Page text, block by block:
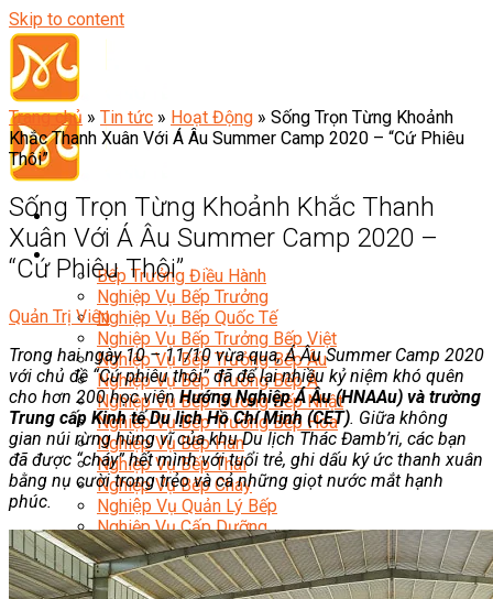
Skip to content
Đầu Bếp
Bếp Trưởng Điều Hành
Nghiệp Vụ Bếp Trưởng
Nghiệp Vụ Bếp Quốc Tế
Nghiệp Vụ Bếp Trưởng Bếp Việt
Nghiệp Vụ Bếp Trưởng Bếp Âu
Nghiệp Vụ Bếp Trưởng Bếp Á
Nghiệp Vụ Bếp Trưởng Bếp Nhật
Nghiệp Vụ Bếp Trưởng Bếp Hoa
Nghiệp Vụ Bếp Hàn
Nghiệp Vụ Bếp Thái
Nghiệp Vụ Bếp Chay
Nghiệp Vụ Quản Lý Bếp
Nghiệp Vụ Cấp Dưỡng
Nghiệp Vụ Bếp Phụ
Điểm Tâm Hồng Kông
Eat Clean
Trang chủ » Tin tức » Hoạt Động » Sống Trọn Từng Khoảnh
Khắc Thanh Xuân Với Á Âu Summer Camp 2020 – “Cứ Phiêu
Thôi”
Sống Trọn Từng Khoảnh Khắc Thanh
Xuân Với Á Âu Summer Camp 2020 –
“Cứ Phiêu Thôi”
Quản Trị Viên
Trong hai ngày 10 – 11/10 vừa qua, Á Âu Summer Camp 2020
với chủ đề “Cứ phiêu thôi” đã để lại nhiều kỷ niệm khó quên
cho hơn 200 học viên Hướng Nghiệp Á Âu (HNAAu) và trường
Trung cấp Kinh tế Du lịch Hồ Chí Minh (CET). Giữa không
gian núi rừng hùng vĩ của khu Du lịch Thác Đamb’ri, các bạn
đã được “cháy” hết mình với tuổi trẻ, ghi dấu ký ức thanh xuân
bằng nụ cười trong trẻo và cả những giọt nước mắt hạnh
phúc.